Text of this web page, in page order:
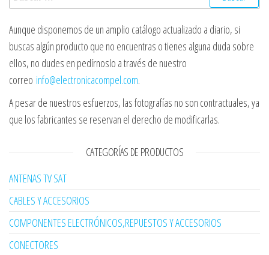
Aunque disponemos de un amplio catálogo actualizado a diario, si
buscas algún producto que no encuentras o tienes alguna duda sobre
ellos, no dudes en pedírnoslo a través de nuestro
correo info@electronicacompel.com.
A pesar de nuestros esfuerzos, las fotografías no son contractuales, ya
que los fabricantes se reservan el derecho de modificarlas.
CATEGORÍAS DE PRODUCTOS
ANTENAS TV SAT
CABLES Y ACCESORIOS
COMPONENTES ELECTRÓNICOS,REPUESTOS Y ACCESORIOS
CONECTORES